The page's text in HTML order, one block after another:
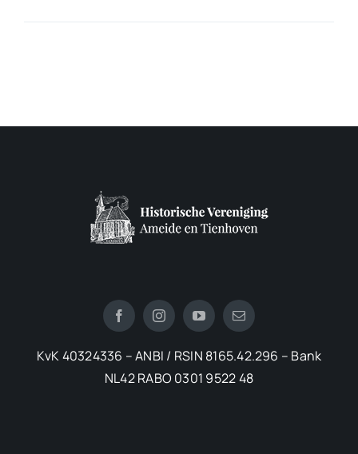
KvK 40324336 – ANBI / RSIN 8165.42.296 – Bank
NL42 RABO 0301 9522 48